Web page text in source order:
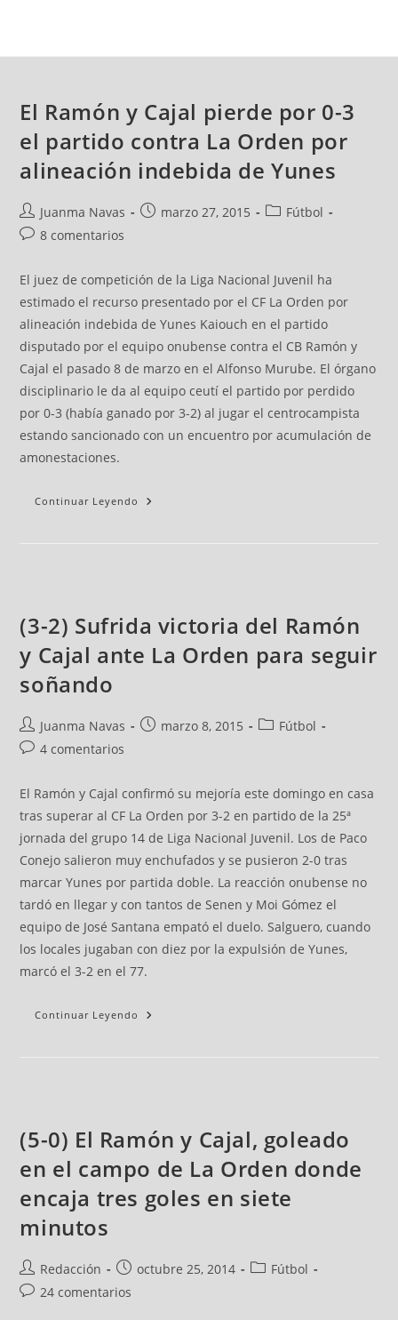
El Ramón y Cajal pierde por 0-3
el partido contra La Orden por
alineación indebida de Yunes
Juanma Navas marzo 27, 2015
Fútbol
8 comentarios
El juez de competición de la Liga Nacional Juvenil ha
estimado el recurso presentado por el CF La Orden por
alineación indebida de Yunes Kaiouch en el partido
disputado por el equipo onubense contra el CB Ramón y
Cajal el pasado 8 de marzo en el Alfonso Murube. El órgano
disciplinario le da al equipo ceutí el partido por perdido
por 0-3 (había ganado por 3-2) al jugar el centrocampista
estando sancionado con un encuentro por acumulación de
amonestaciones.
Continuar Leyendo
(3-2) Sufrida victoria del Ramón
y Cajal ante La Orden para seguir
soñando
Juanma Navas marzo 8, 2015
Fútbol
4 comentarios
El Ramón y Cajal confirmó su mejoría este domingo en casa
tras superar al CF La Orden por 3-2 en partido de la 25ª
jornada del grupo 14 de Liga Nacional Juvenil. Los de Paco
Conejo salieron muy enchufados y se pusieron 2-0 tras
marcar Yunes por partida doble. La reacción onubense no
tardó en llegar y con tantos de Senen y Moi Gómez el
equipo de José Santana empató el duelo. Salguero, cuando
los locales jugaban con diez por la expulsión de Yunes,
marcó el 3-2 en el 77.
Continuar Leyendo
(5-0) El Ramón y Cajal, goleado
en el campo de La Orden donde
encaja tres goles en siete
minutos
Redacción octubre 25, 2014
Fútbol
24 comentarios